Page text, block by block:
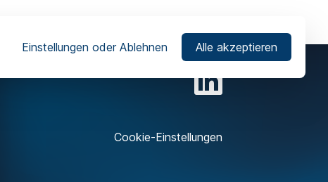
Einstellungen oder Ablehnen
Alle akzeptieren
Cookie-Einstellungen